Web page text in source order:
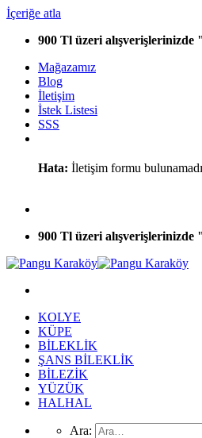
İçeriğe atla
900 Tl üzeri
Mağazamız
Blog
İletişim
İstek Listesi
SSS
Hata: İletişim formu
900 Tl üzeri
KOLYE
KÜPE
BİLEKLİK
ŞANS BİLEKLİK
BİLEZİK
YÜZÜK
HALHAL
Ara: